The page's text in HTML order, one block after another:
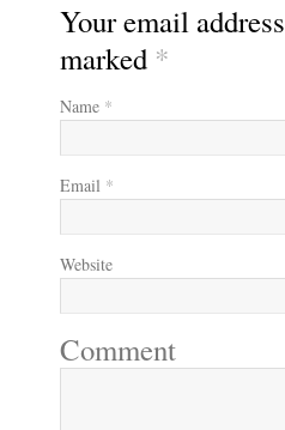
Your email
marked *
Name *
Email *
Website
Comment